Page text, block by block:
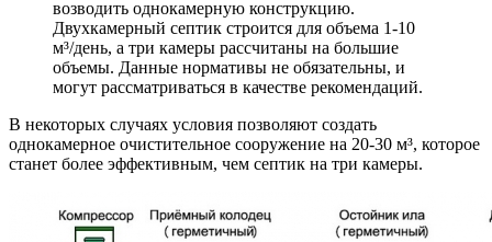
возводить однокамерную конструкцию.
Двухкамерный септик строится для объема 1-10
м³/день, а три камеры рассчитаны на большие
объемы. Данные нормативы не обязательны, и
могут рассматриваться в качестве рекомендаций.
В некоторых случаях условия позволяют создать
однокамерное очистительное сооружение на 20-30 м³, которое
станет более эффективным, чем септик на три камеры.